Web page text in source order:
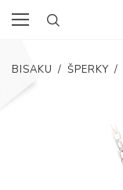
BISAKU / ŠPERKY /